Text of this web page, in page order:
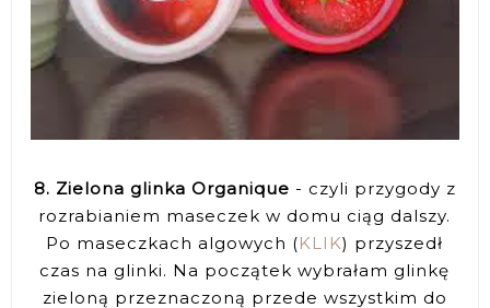
8. Zielona glinka Organique - czyli przygody z
rozrabianiem maseczek w domu ciąg dalszy.
Po maseczkach algowych (KLIK) przyszedł
czas na glinki. Na początek wybrałam glinkę
zieloną przeznaczoną przede wszystkim do